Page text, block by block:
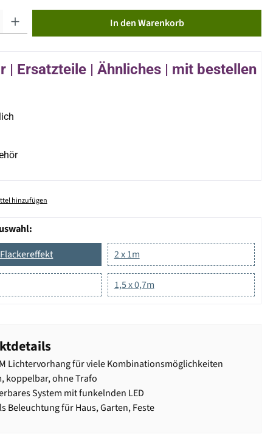
In den Warenkorb
| Ersatzteile | Ähnliches | mit bestellen
hinzufügen
2 x 1m
1,5 x 0,7m
Lichtervorhang für viele Kombinationsmöglichkeiten
koppelbar, ohne Trafo
System mit funkelnden LED
Beleuchtung für Haus, Garten, Feste